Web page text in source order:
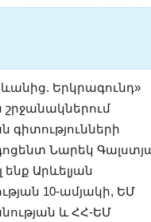
Երկրագունդ»
Նարեկ
ենք Արևելյան
10-ամյակի, ԵՄ
և ՀՀ-ԵՄ